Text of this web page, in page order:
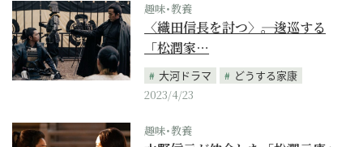
趣味･教養
〈織田信長を討つ〉――。逡巡する
「松潤家…
大河ドラマ
どうする家康
2023/4/23
趣味･教養